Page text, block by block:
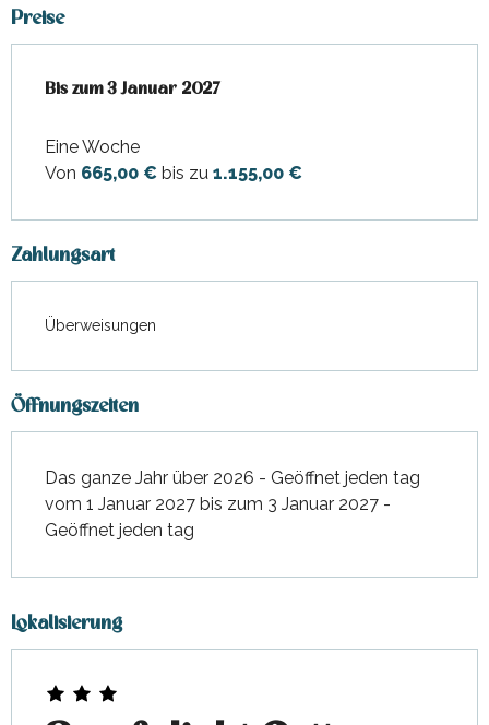
Preise
ab11 Oktober 2025bis zum
Bis zum3 Januar 2027
Eine Woche
Von 665,00 € bis zu 1.155,00 €
Zahlungsart
Überweisungen
Öffnungszeiten
Das ganze Jahr über 2026 - Geöffnet jeden tag
vom 1 Januar 2027 bis zum 3 Januar 2027 -
Geöffnet jeden tag
Lokalisierung